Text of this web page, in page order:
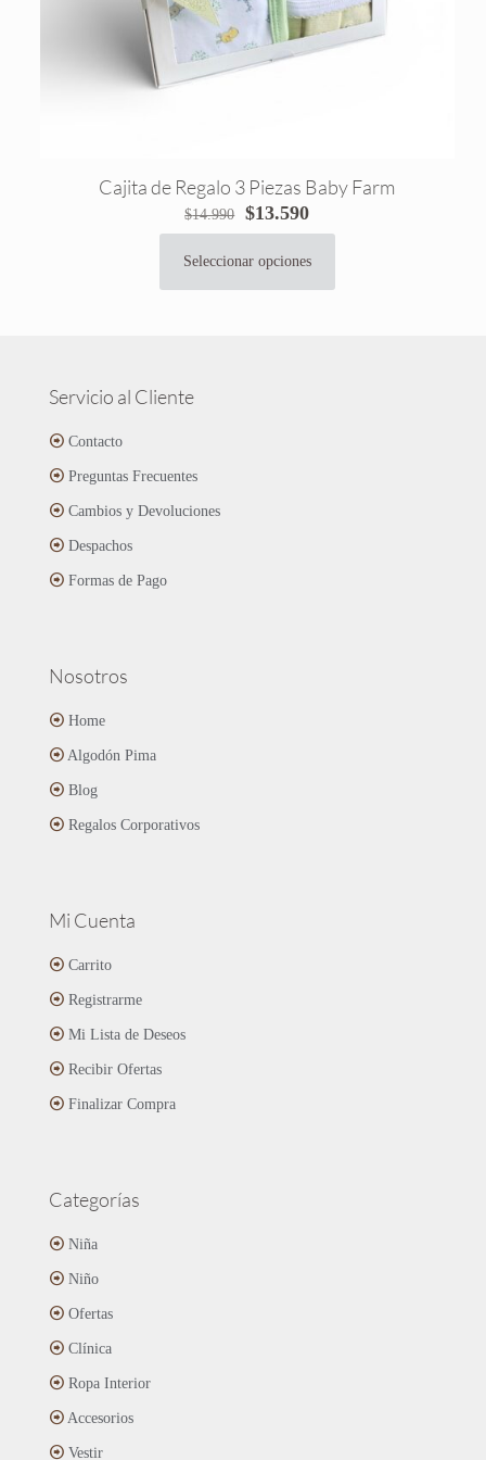
producto
Cajita de Regalo 3 Piezas Baby Farm
$14.990
El
precio
original
$13.590El
precio
actual
Seleccionar opciones
producto
opciones
elegir
producto
Servicio al Cliente
Contacto
Preguntas Frecuentes
Cambios y Devoluciones
Despachos
Formas de Pago
Nosotros
Home
Algodón Pima
Blog
Regalos Corporativos
Mi Cuenta
Carrito
Registrarme
Mi Lista de Deseos
Recibir Ofertas
Finalizar Compra
Categorías
Niña
Niño
Ofertas
Clínica
Ropa Interior
Accesorios
Vestir